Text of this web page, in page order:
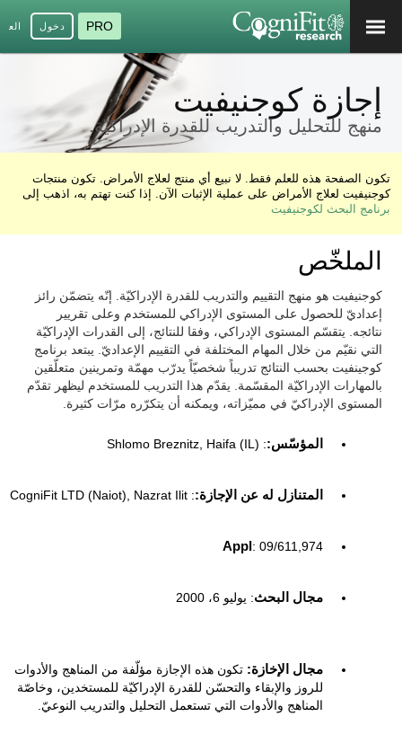
PRO دخول
إجازة كوجنيفيت
منهج للتحليل والتدريب للقدرة الإدراكيّة.
تكون الصفحة هذه للعلم فقط. لا نبيع أي منتج لعلاج الأمراض. تكون منتجات
كوجنيفيت لعلاج الأمراض على عملية الإثبات الآن. إذا كنت تهتم به، اذهب إلى
برنامج البحث لكوجنيفيت
الملخّص
كوجنيفيت هو منهج التقييم والتدريب للقدرة الإدراكيّة. إنّه يتضمّن رائز
إعداديّ للحصول على المستوى الإدراكي للمستخدم وعلى تقريير
نتائجه. يتقسّم المستوى الإدراكي، وفقا للنتائج، إلى القدرات الإدراكيّة
التي نقيّم من خلال المهام المختلفة في التقييم الإعداديّ. يبتعد برنامج
كوجينفيت بحسب النتائج تدريباً شخصيّاً يدرّب مهمّة وتمرينين متعلّقين
بالمهارات الإدراكيّة المقسّمة. يقدّم هذا التدريب للمستخدم ليظهر تقدّم
المستوى الإدراكيّ في مميّزاته، ويمكنه أن يتكرّره مرّات كثيرة.
المؤسّس:: Shlomo Breznitz, Haifa (IL)
المتنازل له عن الإجازة:: CogniFit LTD (Naiot), Nazrat Ilit
Appl : 09/611,974
مجال البحث: يوليو 6، 2000
مجال الإخازة: تكون هذه الإجازة مؤلّفة من المناهج والأدوات
للروز والإبقاء والتحسّن للقدرة الإدراكيّة للمستخدين، وخاصّة
المناهج والأدوات التي تستعمل التحليل والتدريب النوعيّ.